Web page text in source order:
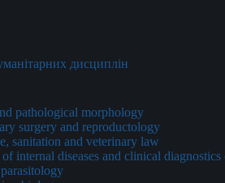
дисциплін
pathological morphology
surgery and reproductology
sanitation and veterinary law
internal diseases and clinical